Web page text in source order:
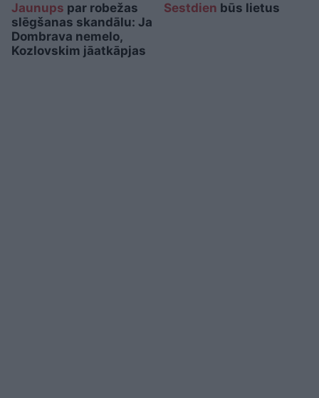
Jaunups par robežas
slēgšanas skandālu: Ja
Dombrava nemelo,
Kozlovskim jāatkāpjas
Sestdien būs lietus